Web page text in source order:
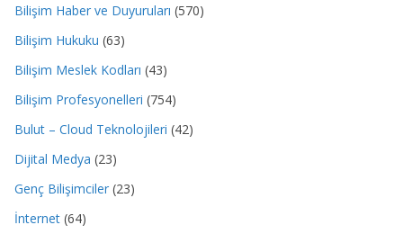
Bilişim Haber ve Duyuruları (570)
Bilişim Hukuku (63)
Bilişim Meslek Kodları (43)
Bilişim Profesyonelleri (754)
Bulut – Cloud Teknolojileri (42)
Dijital Medya (23)
Genç Bilişimciler (23)
İnternet (64)